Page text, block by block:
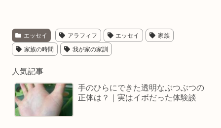
エッセイ アラフィフ エッセイ 家族
家族の時間 我が家の家訓
人気記事
手のひらにできた透明なぶつぶつの
正体は？｜実はイボだった体験談